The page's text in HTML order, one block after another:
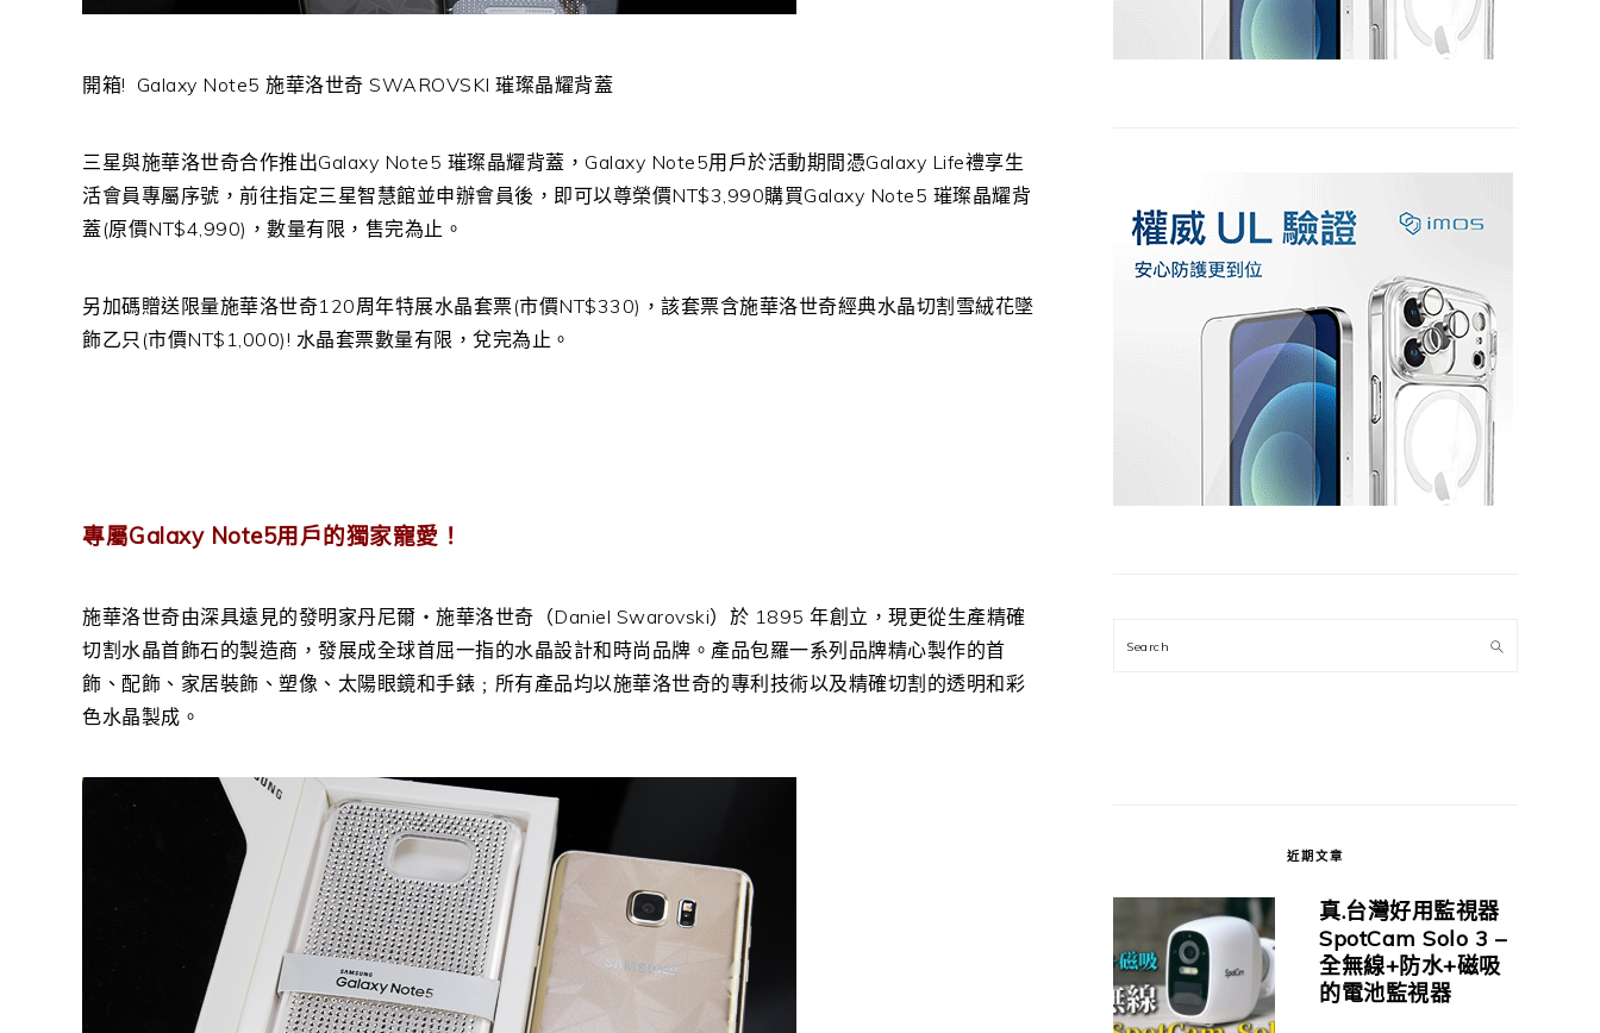
開箱! Galaxy Note5 施華洛世奇 SWAROVSKI 璀璨晶耀背蓋
三星與施華洛世奇合作推出Galaxy Note5 璀璨晶耀背蓋，Galaxy Note5用戶於活動期間憑Galaxy Life禮享生
活會員專屬序號，前往指定三星智慧館並申辦會員後，即可以尊榮價NT$3,990購買Galaxy Note5 璀璨晶耀背
蓋(原價NT$4,990)，數量有限，售完為止。
另加碼贈送限量施華洛世奇120周年特展水晶套票(市價NT$330)，該套票含施華洛世奇經典水晶切割雪絨花墜
飾乙只(市價NT$1,000)! 水晶套票數量有限，兌完為止。
專屬Galaxy Note5用戶的獨家寵愛！
施華洛世奇由深具遠見的發明家丹尼爾‧施華洛世奇（Daniel Swarovski）於 1895 年創立，現更從生產精確
切割水晶首飾石的製造商，發展成全球首屈一指的水晶設計和時尚品牌。產品包羅一系列品牌精心製作的首
飾、配飾、家居裝飾、塑像、太陽眼鏡和手錶﹔所有產品均以施華洛世奇的專利技術以及精確切割的透明和彩
色水晶製成。
Search
近期文章
真.台灣好用監視器
SpotCam Solo 3 –
全無線+防水+磁吸
的電池監視器